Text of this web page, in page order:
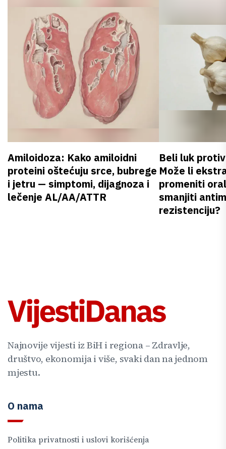
Amiloidoza: Kako amiloidni
proteini oštećuju srce, bubrege
i jetru — simptomi, dijagnoza i
lečenje AL/AA/ATTR
Beli luk
Može li
promeniti
smanjiti
rezistenciju?
Najnovije vijesti iz BiH i regiona – Zdravlje,
društvo, ekonomija i više, svaki dan na jednom
mjestu.
O nama
Politika privatnosti i uslovi korišćenja